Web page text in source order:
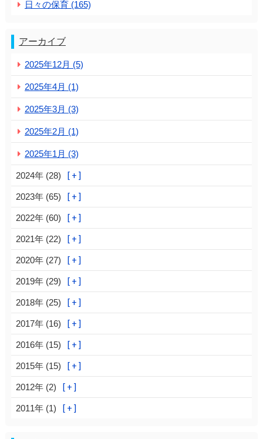
日々の保育 (165)
アーカイブ
2025年12月 (5)
2025年4月 (1)
2025年3月 (3)
2025年2月 (1)
2025年1月 (3)
2024年 (28)
2023年 (65)
2022年 (60)
2021年 (22)
2020年 (27)
2019年 (29)
2018年 (25)
2017年 (16)
2016年 (15)
2015年 (15)
2012年 (2)
2011年 (1)